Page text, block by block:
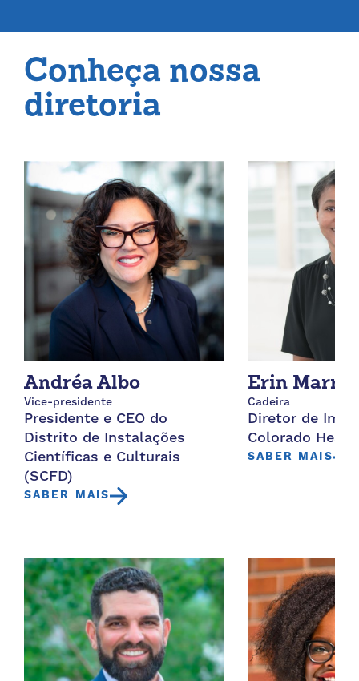
Conheça nossa
diretoria
Andréa Albo
Vice-presidente
Presidente e CEO do
Distrito de Instalações
Científicas e Culturais
(SCFD)
SABER MAIS
Erin
Cadeira
Diretor de
Colorado
SABER MAIS